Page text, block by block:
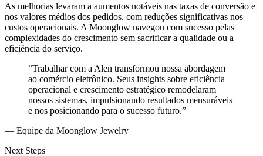
As melhorias levaram a aumentos notáveis nas taxas de conversão e
nos valores médios dos pedidos, com reduções significativas nos
custos operacionais. A Moonglow navegou com sucesso pelas
complexidades do crescimento sem sacrificar a qualidade ou a
eficiência do serviço.
“Trabalhar com a Alen transformou nossa abordagem
ao comércio eletrônico. Seus insights sobre eficiência
operacional e crescimento estratégico remodelaram
nossos sistemas, impulsionando resultados mensuráveis
e nos posicionando para o sucesso futuro.”
— Equipe da Moonglow Jewelry
Next Steps